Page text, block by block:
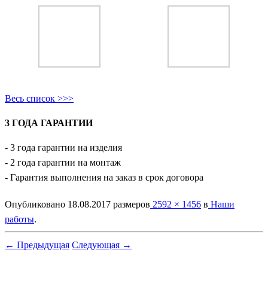
Весь список >>>
3 ГОДА ГАРАНТИИ
- 3 года гарантии на изделия
- 2 года гарантии на монтаж
- Гарантия выполнения на заказ в срок договора
Опубликовано 18.08.2017 размеров 2592 × 1456 в Наши
работы.
← Предыдущая Следующая →